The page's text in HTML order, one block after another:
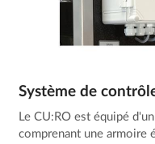
Système de
Le CU:RO est équipé
comprenant une armoire